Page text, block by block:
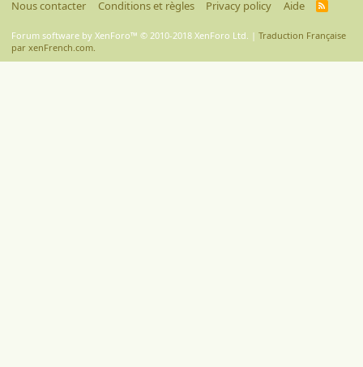
Nous contacter
Conditions et règles Privacy policy Aide
R
S
Forum software by XenForo™ © 2010-2018 XenForo Ltd. | Traduction Française
par xenFrench.com.